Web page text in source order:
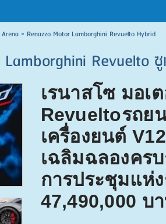
> Renazzo Motor Lamborghini Revuelto Hybrid
Revuelto
เรนาสโซ มอเ
Revueltoรถย
เครื่องยนต์V12
เฉลิมฉลองคร
การประชุมแห่
47,490,000 บ